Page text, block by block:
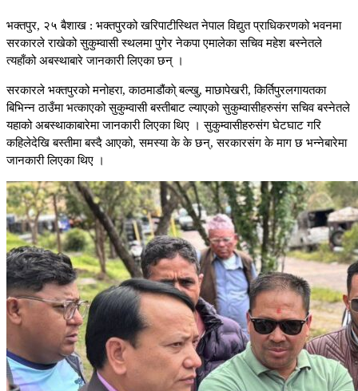
भक्तपुर, २५ बैशाख : भक्तपुरको खरिपाटीस्थित नेपाल विद्युत प्राधिकरणको भवनमा
सरकारले राखेको सुकुम्वासी स्थलमा पुगेर नेकपा एमालेका सचिव महेश बस्नेतले
त्यहाँको अबस्थाबारे जानकारी लिएका छन् ।
सरकारले भक्तपुरको मनोहरा, काठमाडौंका्े बल्खु, माछापेखरी, किर्तिपुरलगायतका
बिभिन्न ठाउँमा भत्काएको सुकुम्वासी बस्तीबाट ल्याएको सुकुम्वासीहरुसंग सचिव बस्नेतले
यहाको अबस्थाकाबारेमा जानकारी लिएका थिए । सुकुम्वासीहरुसंग घेटघाट गरि
कहिलेदेखि बस्तीमा बस्दै आएको, समस्या के के छन्, सरकारसंग के माग छ भन्नेबारेमा
जानकारी लिएका थिए ।